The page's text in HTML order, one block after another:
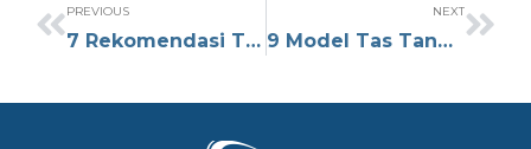
PREVIOUS
7 Rekomendasi Tas Anak untuk Kado Ulang Tahun yang Berkesan
NEXT
9 Model Tas Tangan Pria Terbaik untuk Aktivitas Sehari-hari